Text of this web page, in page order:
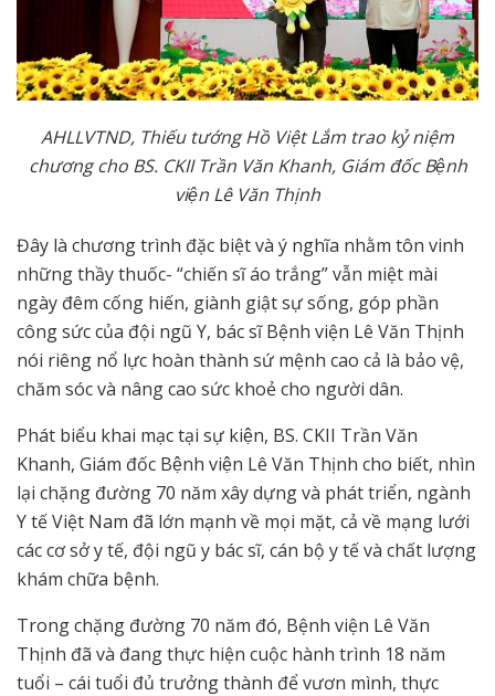
AHLLVTND, Thiếu tướng Hồ Việt Lắm trao kỷ niệm
chương cho BS. CKII Trần Văn Khanh, Giám đốc Bệnh
viện Lê Văn Thịnh
Đây là chương trình đặc biệt và ý nghĩa nhằm tôn vinh
những thầy thuốc- “chiến sĩ áo trắng” vẫn miệt mài
ngày đêm cống hiến, giành giật sự sống, góp phần
công sức của đội ngũ Y, bác sĩ Bệnh viện Lê Văn Thịnh
nói riêng nổ lực hoàn thành sứ mệnh cao cả là bảo vệ,
chăm sóc và nâng cao sức khoẻ cho người dân.
Phát biểu khai mạc tại sự kiện, BS. CKII Trần Văn
Khanh, Giám đốc Bệnh viện Lê Văn Thịnh cho biết, nhìn
lại chặng đường 70 năm xây dựng và phát triển, ngành
Y tế Việt Nam đã lớn mạnh về mọi mặt, cả về mạng lưới
các cơ sở y tế, đội ngũ y bác sĩ, cán bộ y tế và chất lượng
khám chữa bệnh.
Trong chặng đường 70 năm đó, Bệnh viện Lê Văn
Thịnh đã và đang thực hiện cuộc hành trình 18 năm
tuổi – cái tuổi đủ trưởng thành để vươn mình, thực